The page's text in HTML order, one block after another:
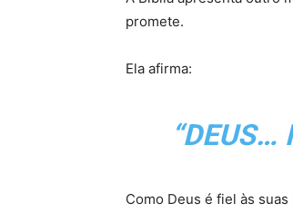
promete.
Ela afirma:
“DEUS…
Como Deus é fiel às